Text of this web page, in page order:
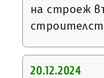
на строеж
20.12.2024